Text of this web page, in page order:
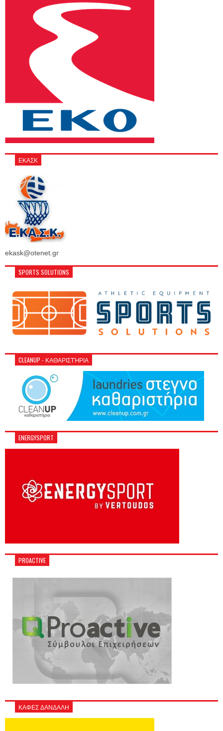
ΕΚΑΣΚ
ekask@otenet.gr
SPORTS SOLUTIONS
CLEANUP - ΚΑΘΑΡΙΣΤΉΡΙΑ
ENERGYSPORT
PROACTIVE
ΚΑΦΕΣ ΔΑΝΔΑΛΗ